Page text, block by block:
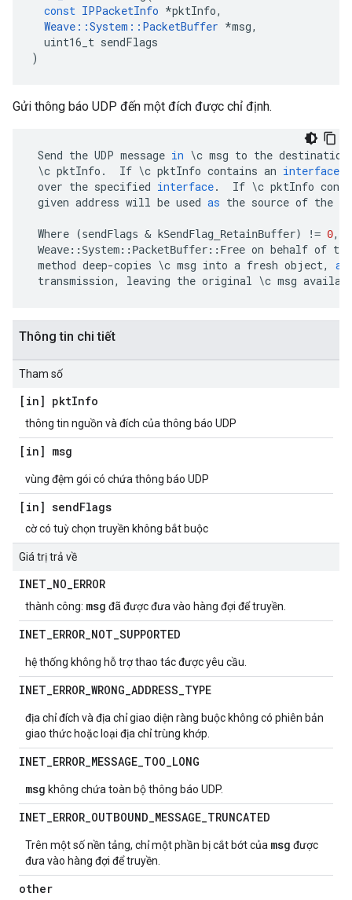
const IPPacketInfo *pktInfo,
Weave ::System :: PacketBuffer *msg,
uint16_t sendFlags
)
Gửi thông báo UDP đến một đích được chỉ định.
Send the UDP message in \c msg to the destination
\c pktInfo . If \c pktInfo contains an interface
over the specified interface. If \c pktInfo
given address will be used as the source of the
Where (sendFlags & kSendFlag_RetainBuffer) != 0,
Weave:: System:: PacketBuffer:: Free on behalf of the
method deep-copies \c msg into a fresh object,
transmission, leaving the original \c msg
Thông tin chi tiết
Tham số
[in] pktInfo
thông tin nguồn và đích của thông báo UDP
[in] msg
vùng đệm gói có chứa thông báo UDP
[in] sendFlags
cờ có tuỳ chọn truyền không bắt buộc
Giá trị trả về
INET_NO_ERROR
thành công: msg đã được đưa vào hàng đợi để truyền.
INET_ERROR_NOT_SUPPORTED
hệ thống không hỗ trợ thao tác được yêu cầu.
INET_ERROR_WRONG_ADDRESS_TYPE
địa chỉ đích và địa chỉ giao diện ràng buộc không có phiên bản
giao thức hoặc loại địa chỉ trùng khớp.
INET_ERROR_MESSAGE_TOO_LONG
msg không chứa toàn bộ thông báo UDP.
INET_ERROR_OUTBOUND_MESSAGE_TRUNCATED
Trên một số nền tảng, chỉ một phần bị cắt bớt của msg được
đưa vào hàng đợi để truyền.
other